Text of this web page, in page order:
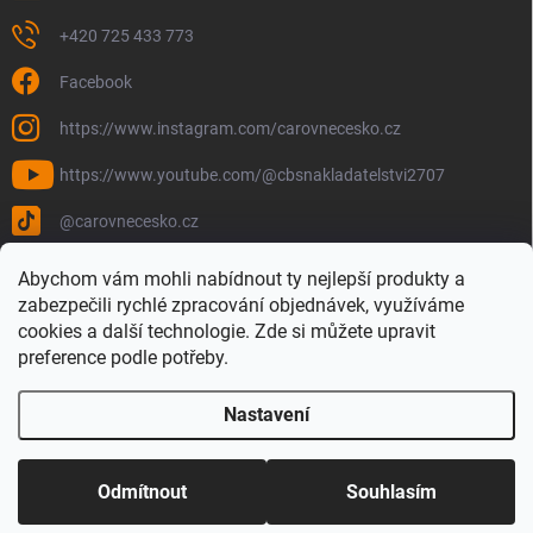
Abychom vám mohli nabídnout ty nejlepší produkty a
zabezpečili rychlé zpracování objednávek, využíváme
cookies a další technologie. Zde si můžete upravit
preference podle potřeby.
Nastavení
Odmítnout Souhlasím
+420 725 433 773
Facebook
https://www.instagram.com/carovnecesko.cz
https://www.youtube.com/@cbsnakladatelstvi2707
@carovnecesko.cz
Vytvořil Shoptet
Copyright 2026Čarovné Česko - Knihy, Mapy a Mapová móda. Všechna
práva vyhrazena.
Upravit nastavení cookies